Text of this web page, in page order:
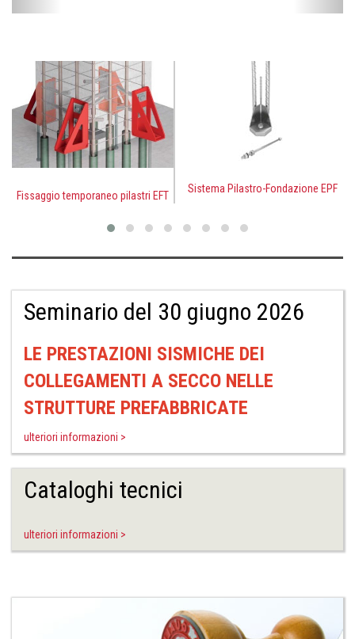
Fissaggio temporaneo pilastri EFT
Sistema Pilastro-Fondazione EPF
Seminario del 30 giugno 2026
LE PRESTAZIONI SISMICHE DEI
COLLEGAMENTI A SECCO NELLE
STRUTTURE PREFABBRICATE
ulteriori informazioni >
Cataloghi tecnici
ulteriori informazioni >